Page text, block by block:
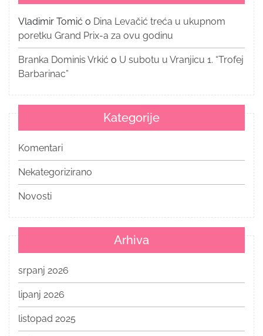
Vladimir Tomić o Dina Levačić treća u ukupnom
poretku Grand Prix-a za ovu godinu
Branka Dominis Vrkić o U subotu u Vranjicu 1. “Trofej
Barbarinac”
Kategorije
Komentari
Nekategorizirano
Novosti
Arhiva
srpanj 2026
lipanj 2026
listopad 2025